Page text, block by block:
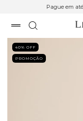
Pague em
40% OFF
PROMOÇÃO